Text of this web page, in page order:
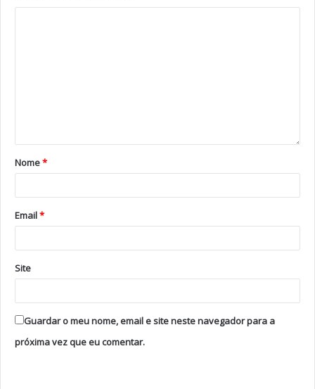
Nome*
Email*
Site
Guardar o meu nome, email e site neste navegador para a
próxima vez que eu comentar.